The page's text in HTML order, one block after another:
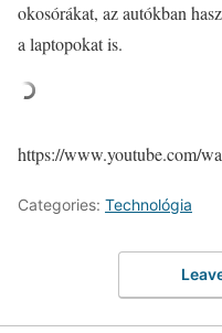
okosórákat, az autókban
a laptopokat is.
https://www.youtube.com/
Categories: Technológia